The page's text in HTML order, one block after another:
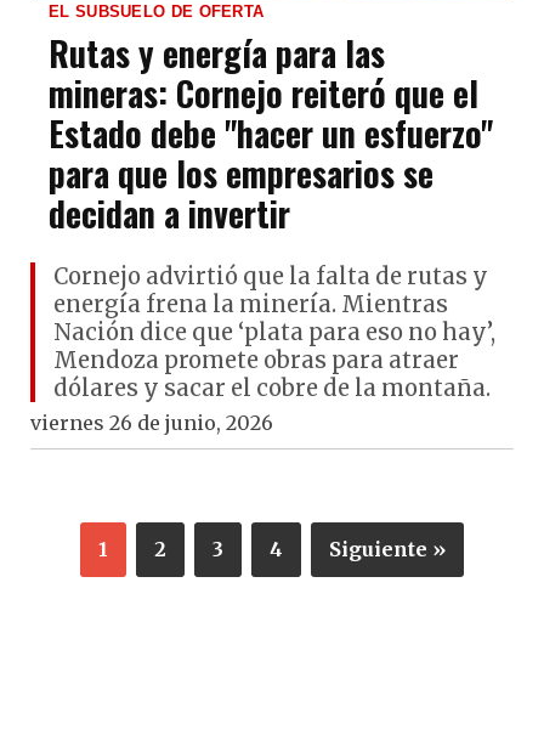
EL SUBSUELO DE OFERTA
Rutas y energía para las
mineras: Cornejo reiteró que el
Estado debe "hacer un esfuerzo"
para que los empresarios se
decidan a invertir
Cornejo advirtió que la falta de rutas y
energía frena la minería. Mientras
Nación dice que ‘plata para eso no hay’,
Mendoza promete obras para atraer
dólares y sacar el cobre de la montaña.
viernes 26 de junio, 2026
1 2 3 4 Siguiente »